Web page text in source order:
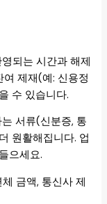
되는 시간과 해제
제재(예: 신용정
수 있습니다.
서류(신분증, 통
원활해집니다. 업
으세요.
금액, 통신사 제